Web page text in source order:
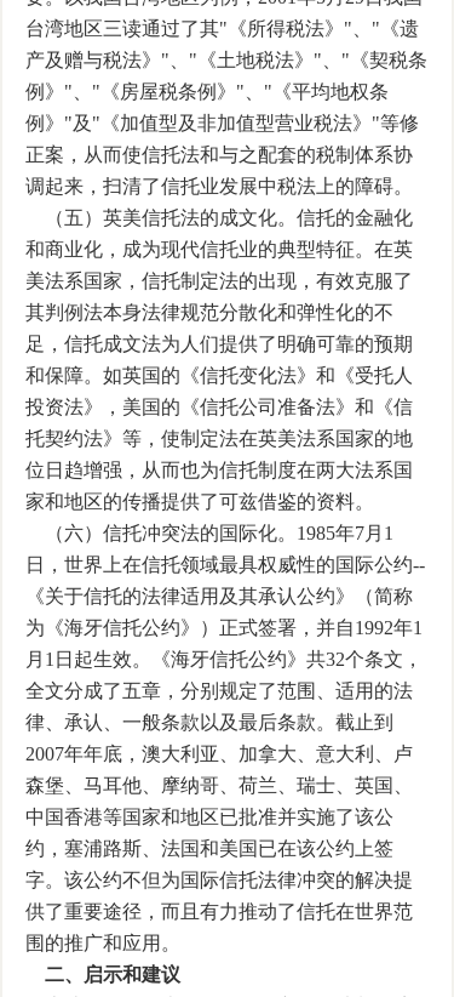
台湾地区三读通过了其"《所得税法》"、"《遗
产及赠与税法》"、"《土地税法》"、"《契税条
例》"、"《房屋税条例》"、"《平均地权条
例》"及"《加值型及非加值型营业税法》"等修
正案，从而使信托法和与之配套的税制体系协
调起来，扫清了信托业发展中税法上的障碍。
（五）英美信托法的成文化。信托的金融化
和商业化，成为现代信托业的典型特征。在英
美法系国家，信托制定法的出现，有效克服了
其判例法本身法律规范分散化和弹性化的不
足，信托成文法为人们提供了明确可靠的预期
和保障。如英国的《信托变化法》和《受托人
投资法》，美国的《信托公司准备法》和《信
托契约法》等，使制定法在英美法系国家的地
位日趋增强，从而也为信托制度在两大法系国
家和地区的传播提供了可兹借鉴的资料。
（六）信托冲突法的国际化。1985年7月1
日，世界上在信托领域最具权威性的国际公约--
《关于信托的法律适用及其承认公约》（简称
为《海牙信托公约》）正式签署，并自1992年1
月1日起生效。《海牙信托公约》共32个条文，
全文分成了五章，分别规定了范围、适用的法
律、承认、一般条款以及最后条款。截止到
2007年年底，澳大利亚、加拿大、意大利、卢
森堡、马耳他、摩纳哥、荷兰、瑞士、英国、
中国香港等国家和地区已批准并实施了该公
约，塞浦路斯、法国和美国已在该公约上签
字。该公约不但为国际信托法律冲突的解决提
供了重要途径，而且有力推动了信托在世界范
围的推广和应用。
二、启示和建议